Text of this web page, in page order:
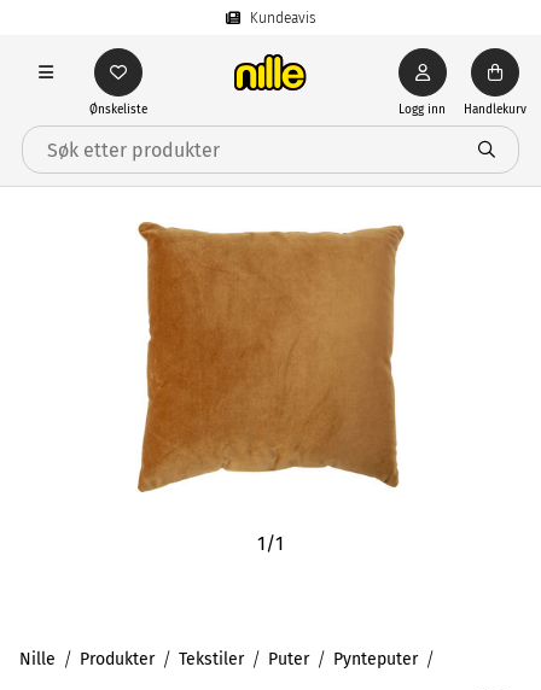
Kundeavis
Ønskeliste Logg inn Handlekurv
1/1
Nille Produkter Tekstiler Puter Pynteputer